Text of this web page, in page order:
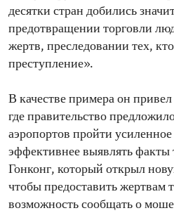
десятки стран добились
предотвращении торговли
жертв, преследовании тех,
преступление».
В качестве примера он
где правительство
аэропортов пройти
эффективнее выявлять факты
Гонконг, который открыл
чтобы предоставить жертвам
возможность сообщать о